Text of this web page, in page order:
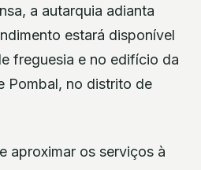
a autarquia adianta
estará disponível
freguesia e no edifício da
Pombal, no distrito de
aproximar os serviços à